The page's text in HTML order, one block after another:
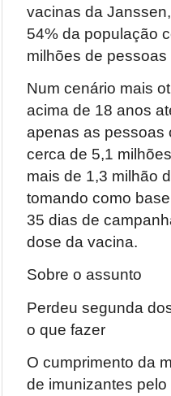
vacinas da
54% da população
milhões de
Num cenário mais
acima de 18 anos
apenas as pessoas
cerca de 5,1
mais de 1,3 milhão
tomando como
35 dias de
dose da vacina.
Sobre o assunto
Perdeu segunda
o que fazer
O cumprimento da
de imunizantes